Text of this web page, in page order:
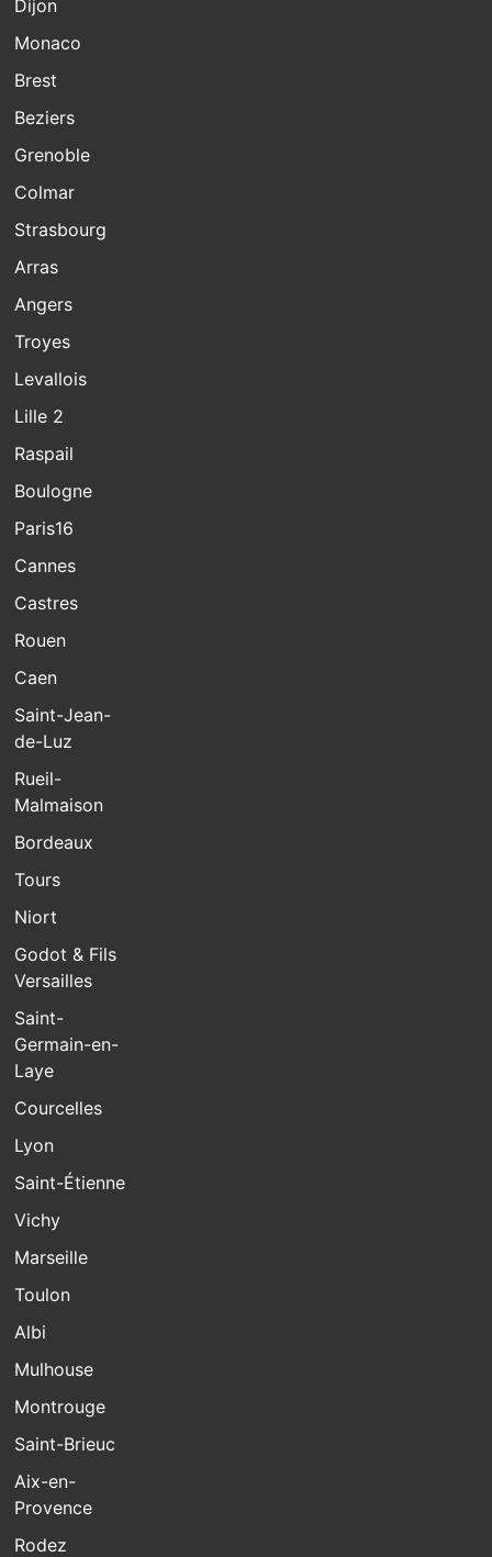
Dijon
Monaco
Brest
Beziers
Grenoble
Colmar
Strasbourg
Arras
Angers
Troyes
Levallois
Lille 2
Raspail
Boulogne
Paris16
Cannes
Castres
Rouen
Caen
Saint-Jean-
de-Luz
Rueil-
Malmaison
Bordeaux
Tours
Niort
Godot & Fils
Versailles
Saint-
Germain-en-
Laye
Courcelles
Lyon
Saint-Étienne
Vichy
Marseille
Toulon
Albi
Mulhouse
Montrouge
Saint-Brieuc
Aix-en-
Provence
Rodez